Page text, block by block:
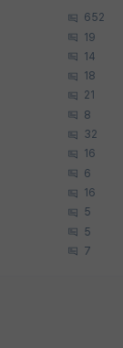
652
19
14
18
21
8
32
16
6
16
5
5
7